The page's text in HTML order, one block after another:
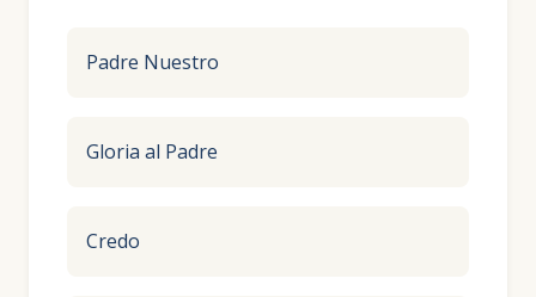
Padre Nuestro
Gloria al Padre
Credo